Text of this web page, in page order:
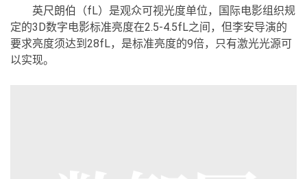
英尺朗伯（fL）是观众可视光度单位，国际电影组织规
定的3D数字电影标准亮度在2.5-4.5fL之间，但李安导演的
要求亮度须达到28fL，是标准亮度的9倍，只有激光光源可
以实现。